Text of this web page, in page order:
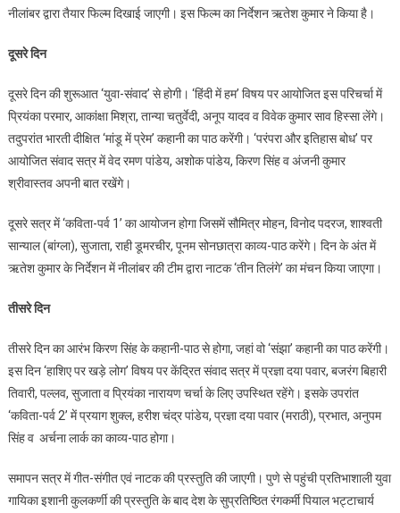
नीलांबर द्वारा तैयार फिल्म दिखाई जाएगी। इस फिल्म का निर्देशन ऋतेश कुमार ने किया है।
दूसरे दिन
दूसरे दिन की शुरूआत ‘युवा-संवाद’ से होगी। ‘हिंदी में हम’ विषय पर आयोजित इस परिचर्चा में
प्रियंका परमार, आकांक्षा मिश्रा, तान्या चतुर्वेदी, अनूप यादव व विवेक कुमार साव हिस्सा लेंगे।
तदुपरांत भारती दीक्षित ‘मांडू में प्रेम’ कहानी का पाठ करेंगी। ‘परंपरा और इतिहास बोध’ पर
आयोजित संवाद सत्र में वेद रमण पांडेय, अशोक पांडेय, किरण सिंह व अंजनी कुमार
श्रीवास्तव अपनी बात रखेंगे।
दूसरे सत्र में ‘कविता-पर्व 1’ का आयोजन होगा जिसमें सौमित्र मोहन, विनोद पदरज, शाश्वती
सान्याल (बांग्ला), सुजाता, राही डूमरचीर, पूनम सोनछात्रा काव्य-पाठ करेंगे। दिन के अंत में
ऋतेश कुमार के निर्देशन में नीलांबर की टीम द्वारा नाटक ‘तीन तिलंगे’ का मंचन किया जाएगा।
तीसरे दिन
तीसरे दिन का आरंभ किरण सिंह के कहानी-पाठ से होगा, जहां वो ‘संझा’ कहानी का पाठ करेंगी।
इस दिन ‘हाशिए पर खड़े लोग’ विषय पर केंद्रित संवाद सत्र में प्रज्ञा दया पवार, बजरंग बिहारी
तिवारी, पल्लव, सुजाता व प्रियंका नारायण चर्चा के लिए उपस्थित रहेंगे। इसके उपरांत
‘कविता-पर्व 2’ में प्रयाग शुक्ल, हरीश चंद्र पांडेय, प्रज्ञा दया पवार (मराठी), प्रभात, अनुपम
सिंह व अर्चना लार्क का काव्य-पाठ होगा।
समापन सत्र में गीत-संगीत एवं नाटक की प्रस्तुति की जाएगी। पुणे से पहुंची प्रतिभाशाली युवा
गायिका इशानी कुलकर्णी की प्रस्तुति के बाद देश के सुप्रतिष्ठित रंगकर्मी पियाल भट्टाचार्य